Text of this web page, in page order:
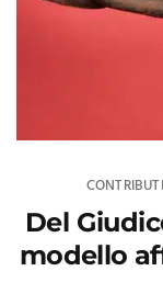
Del
modello